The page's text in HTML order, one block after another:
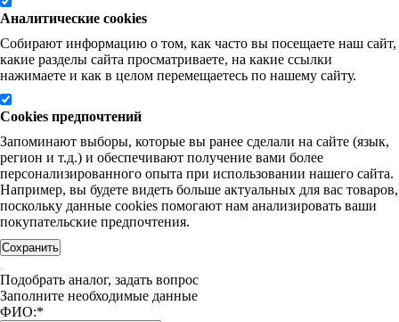
Аналитические cookies
Собирают информацию о том, как часто вы посещаете наш сайт,
какие разделы сайта просматриваете, на какие ссылки
нажимаете и как в целом перемещаетесь по нашему сайту.
Cookies предпочтений
Запоминают выборы, которые вы ранее сделали на сайте (язык,
регион и т.д.) и обеспечивают получение вами более
персонализированного опыта при использовании нашего сайта.
Например, вы будете видеть больше актуальных для вас товаров,
поскольку данные cookies помогают нам анализировать ваши
покупательские предпочтения.
Сохранить
Подобрать аналог, задать вопрос
Заполните необходимые данные
ФИО:*